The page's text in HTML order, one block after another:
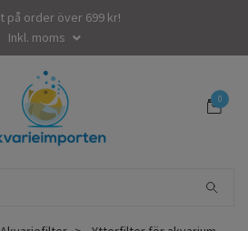
på order över 699 kr!
Inkl. moms
0